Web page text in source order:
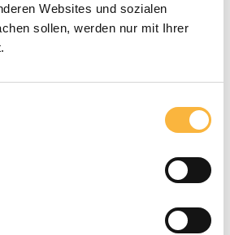
Websites und sozialen
sollen, werden nur mit Ihrer
Voer de